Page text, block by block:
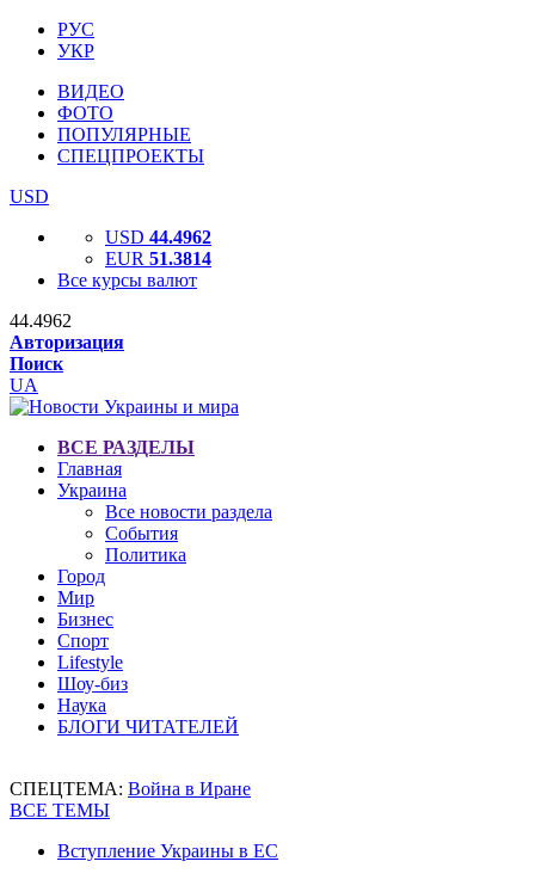
РУС
УКР
ВИДЕО
ФОТО
ПОПУЛЯРНЫЕ
СПЕЦПРОЕКТЫ
USD
USD 44.4962
EUR 51.3814
Все курсы валют
44.4962
Авторизация
Поиск
UA
ВСЕ РАЗДЕЛЫ
Главная
Украина
Все новости раздела
События
Политика
Город
Мир
Бизнес
Спорт
Lifestyle
Шоу-биз
Наука
БЛОГИ ЧИТАТЕЛЕЙ
СПЕЦТЕМА: Война в Иране
ВСЕ ТЕМЫ
Вступление Украины в ЕС